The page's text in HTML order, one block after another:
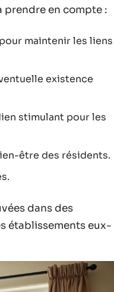
prendre en compte :
maintenir les liens
existence
stimulant pour les
être des résidents.
dans des
établissements eux-